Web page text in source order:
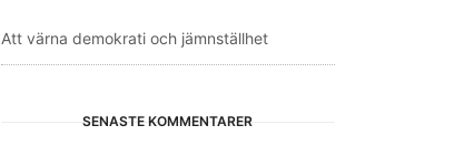
Att värna demokrati och jämnställhet
SENASTE KOMMENTARER